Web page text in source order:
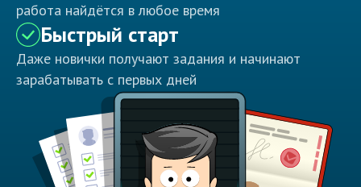
работа найдётся в любое время
Быстрый старт
Даже новички получают задания и начинают
зарабатывать с первых дней